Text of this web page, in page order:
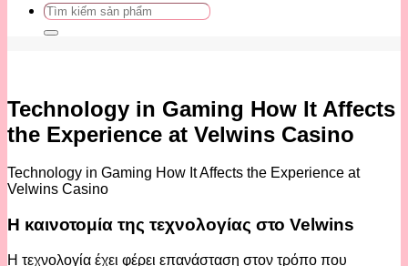
Tìm
Technology in Gaming How It Affects
the Experience at Velwins Casino
Technology in Gaming How It Affects the Experience at
Velwins Casino
Η καινοτομία της τεχνολογίας στο Velwins
Η τεχνολογία έχει φέρει επανάσταση στον τρόπο που